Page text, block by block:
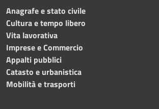
Anagrafe e stato civile
Cultura e tempo libero
Vita lavorativa
Imprese e Commercio
Appalti pubblici
Catasto e urbanistica
Mobilità e trasporti